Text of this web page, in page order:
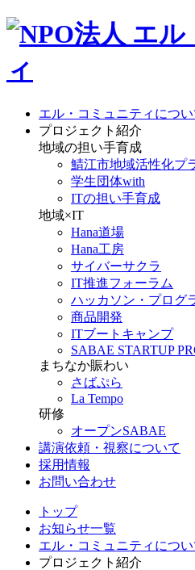
エル・コミュニティについ
プロジェクト紹介
地域の担い手育成
鯖江市地域活性化プ
学生団体with
ITの担い手育成
地域×IT
Hana道場
Hana工房
サイバーサクラ
IT推進フォーラム
ハッカソン・プログ
商品開発
ITブートキャンプ
SABAE STARTUP
まちなか賑わい
さばぷら
La Tempo
研修
オープンSABAE
講演依頼・視察について
採用情報
お問い合わせ
トップ
お知らせ一覧
エル・コミュニティについ
プロジェクト紹介